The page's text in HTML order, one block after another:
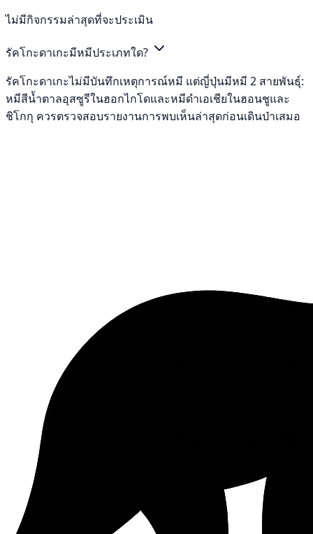
ไม่มีกิจกรรมล่าสุดที่จะประเมิน
รัคโกะดาเกะมีหมีประเภทใด?
รัคโกะดาเกะไม่มีบันทึกเหตุการณ์หมี แต่ญี่ปุ่นมีหมี 2 สายพันธุ์:
หมีสีน้ำตาลอุสซูรีในฮอกไกโดและหมีดำเอเชียในฮอนชูและ
ชิโกกุ ควรตรวจสอบรายงานการพบเห็นล่าสุดก่อนเดินป่าเสมอ